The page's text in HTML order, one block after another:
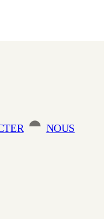
NOUS